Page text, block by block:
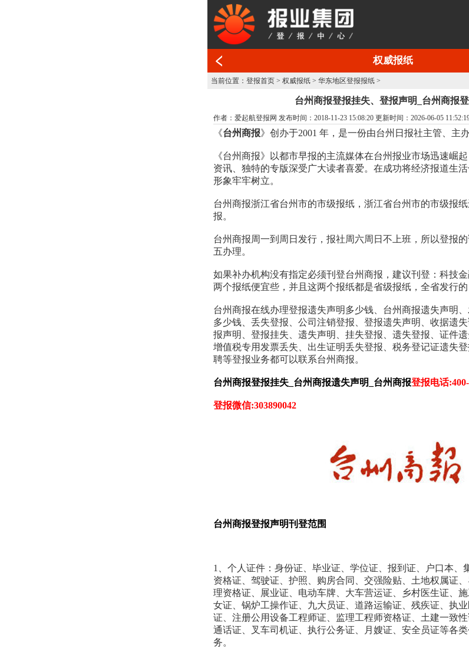
权威报纸
当前位置：登报首页 >权威报纸 >华东地区登报报纸 >
台州商报登报挂失、登报声明_台州商报
作者：爱起航登报网 发布时间：2018-11-23 15:08:20 更新时间：2026-06-05
《台州商报》创办于2001 年，是一份由台州日报社主管、主
《台州商报》以都市早报的主流媒体在台州报业市场迅速崛
资讯、独特的专版深受广大读者喜爱。在成功将经济报道生
形象牢牢树立。
台州商报浙江省台州市的市级报纸，浙江省台州市的市级报
报。
台州商报周一到周日发行，报社周六周日不上班，所以登报
五办理。
如果补办机构没有指定必须刊登台州商报，建议刊登：科技
两个报纸便宜些，并且这两个报纸都是省级报纸，全省发行的
台州商报在线办理登报遗失声明多少钱、台州商报遗失声明
多少钱、丢失登报、公司注销登报、登报遗失声明、收据遗
报声明、登报挂失、遗失声明、挂失登报、遗失登报、证件遗
增值税专用发票丢失、出生证明丢失登报、税务登记证遗失
聘等登报业务都可以联系台州商报。
台州商报登报挂失_ 台州商报遗失声明_ 台州商报登报电话
登报微信:303890042
台州商报登报声明刊登范围
1、个人证件：身份证、毕业证、学位证、报到证、户口本、
资格证、驾驶证、护照、购房合同、交强险贴、土地权属证
理资格证、展业证、电动车牌、大车营运证、乡村医生证、
女证、锅炉工操作证、九大员证、道路运输证、残疾证、执
证、注册公用设备工程师证、监理工程师资格证、土建一致
通话证、叉车司机证、执行公务证、月嫂证、安全员证等各
务。